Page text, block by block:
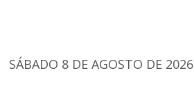
SÁBADO 8 DE AGOSTO DE 2026